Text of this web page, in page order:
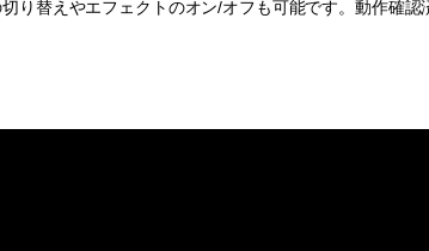
り替えやエフェクトのオン/オフも可能です。動作確認